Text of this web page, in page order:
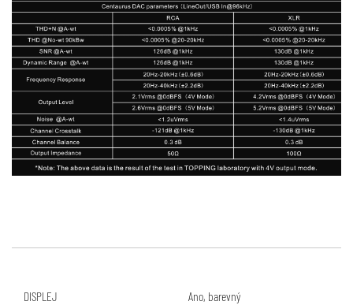
DISPLEJ Ano, barevný